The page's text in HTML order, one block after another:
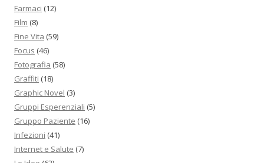
Farmaci (12)
Film (8)
Fine Vita (59)
Focus (46)
Fotografia (58)
Graffiti (18)
Graphic Novel (3)
Gruppi Esperenziali (5)
Gruppo Paziente (16)
Infezioni (41)
Internet e Salute (7)